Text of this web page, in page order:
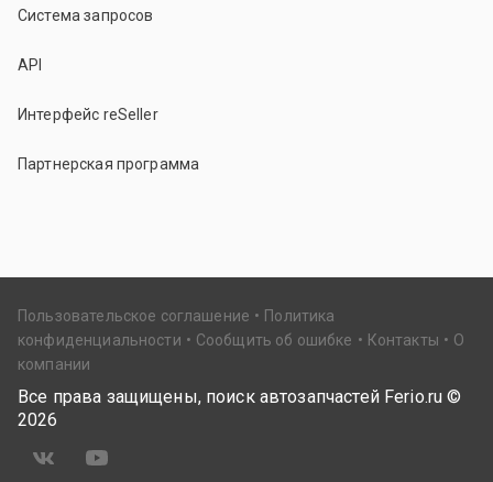
Система запросов
API
Интерфейс reSeller
Партнерская программа
Пользовательское соглашение
Политика
конфиденциальности
Сообщить об ошибке Контакты
О
компании
Все права защищены, поиск автозапчастей Ferio.ru ©
2026